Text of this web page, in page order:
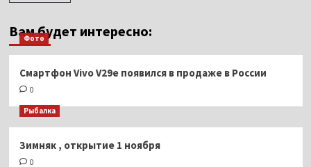
Вам будет интересно:
Фото
Смартфон Vivo V29e появился в продаже в России
0
Рыбалка
Зимняк , открытие 1 ноября
0